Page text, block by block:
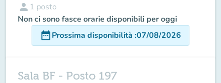
person 1 posto
Non ci sono fasce orarie disponibili per oggi
date_rangeProssima disponibilità :07/08/2026
Sala BF - Posto 197